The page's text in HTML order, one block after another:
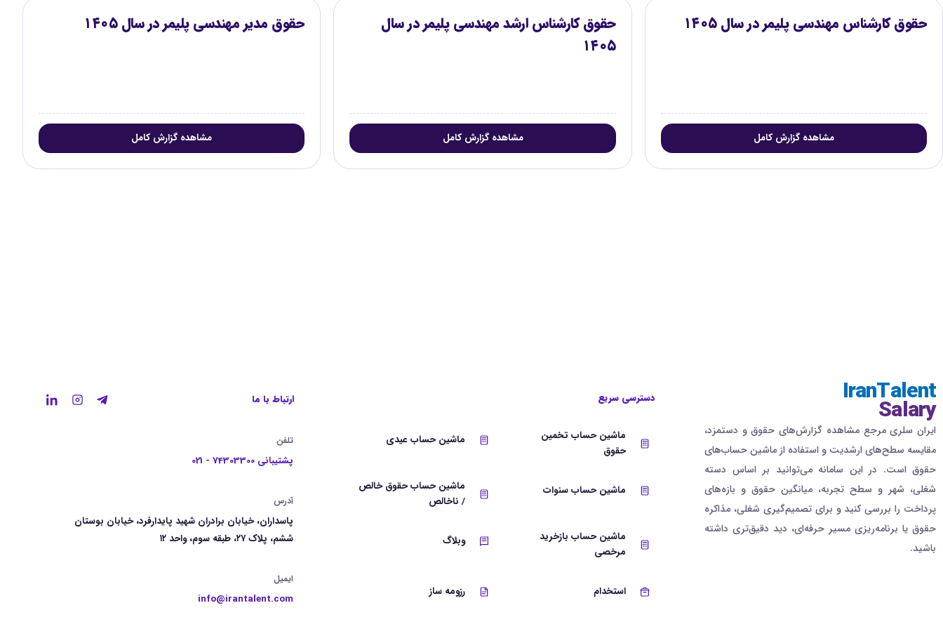
حقوق کارشناس مهندسی پلیمر در سال ۱۴۰۵
مشاهده گزارش کامل
حقوق کارشناس ارشد مهندسی پلیمر در سال
۱۴۰۵
مشاهده گزارش کامل
حقوق مدیر مهندسی پلیمر در سال ۱۴۰۵
مشاهده گزارش کامل
IranTalent
Salary
ایران سلری مرجع مشاهده گزارش‌های حقوق و دستمزد،
مقایسه سطح‌های ارشدیت و استفاده از ماشین حساب‌های
حقوق است. در این سامانه می‌توانید بر اساس دسته
شغلی، شهر و سطح تجربه، میانگین حقوق و بازه‌های
پرداخت را بررسی کنید و برای تصمیم‌گیری شغلی، مذاکره
حقوق یا برنامه‌ریزی مسیر حرفه‌ای، دید دقیق‌تری داشته
باشید.
دسترسی سریع
ماشین حساب تخمین
حقوق
ماشین حساب عیدی
ماشین حساب سنوات
ماشین حساب حقوق خالص
/ ناخالص
ماشین حساب بازخرید
مرخصی
وبلاگ
استخدام رزومه ساز
ارتباط با ما
تلفن
پشتیبانی 74303300 - 021
آدرس
پاسداران، خیابان برادران شهید پایدارفرد، خیابان بوستان
ششم، پلاک ۲۷، طبقه سوم، واحد ۱۲
ایمیل
info@irantalent.com